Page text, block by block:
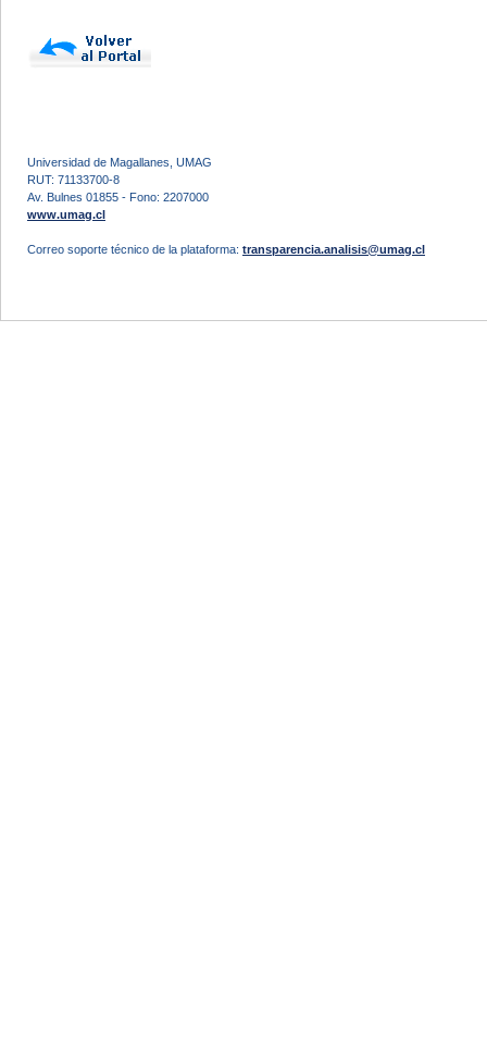
Universidad de Magallanes, UMAG
RUT: 71133700-8
Av. Bulnes 01855 - Fono: 2207000
www.umag.cl
Correo soporte técnico de la plataforma: transparencia.analisis@umag.cl